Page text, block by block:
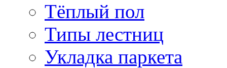
Тёплый пол
Типы лестниц
Укладка паркета